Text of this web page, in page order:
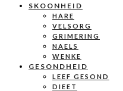
SKOONHEID
HARE
VELSORG
GRIMERING
NAELS
WENKE
GESONDHEID
LEEF GESOND
DIEET